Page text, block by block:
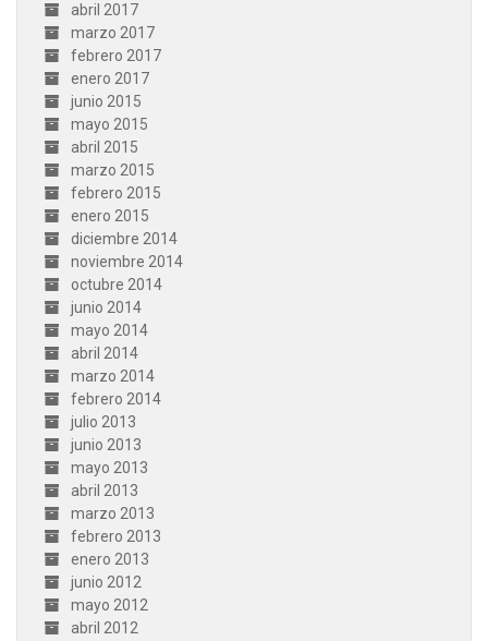
abril 2017
marzo 2017
febrero 2017
enero 2017
junio 2015
mayo 2015
abril 2015
marzo 2015
febrero 2015
enero 2015
diciembre 2014
noviembre 2014
octubre 2014
junio 2014
mayo 2014
abril 2014
marzo 2014
febrero 2014
julio 2013
junio 2013
mayo 2013
abril 2013
marzo 2013
febrero 2013
enero 2013
junio 2012
mayo 2012
abril 2012